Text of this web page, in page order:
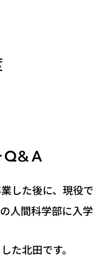
Q&A
した後に、現役
人間科学部に入学
た北田です。